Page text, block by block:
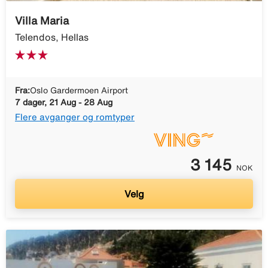
Villa Maria
Telendos, Hellas
Fra:Oslo Gardermoen Airport
7 dager, 21 Aug - 28 Aug
Flere avganger og romtyper
3 145 NOK
Velg